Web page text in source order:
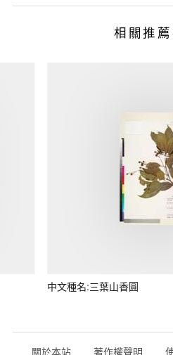
相關推
中文種名:三葉山香圓
關於本站 著作權聲明